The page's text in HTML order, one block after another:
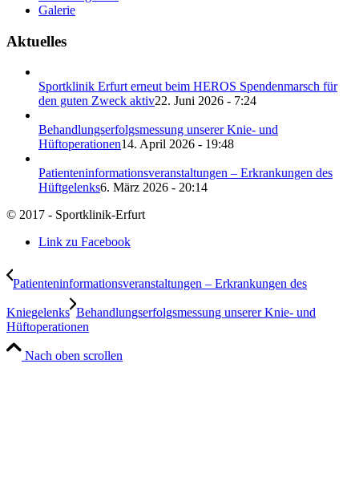
Galerie
Aktuelles
Sportklinik Erfurt erneut beim HEROS Spendenmarsch für
den guten Zweck aktiv22. Juni 2026 - 7:24
Behandlungserfolgsmessung unserer Knie- und
Hüftoperationen14. April 2026 - 19:48
Patienteninformationsveranstaltungen – Erkrankungen des
Hüftgelenks6. März 2026 - 20:14
© 2017 - Sportklinik-Erfurt
Link zu Facebook
Patienteninformationsveranstaltungen – Erkrankungen des
Kniegelenks Behandlungserfolgsmessung unserer Knie- und
Hüftoperationen
Nach oben scrollen